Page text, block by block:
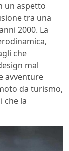
un aspetto
tra una
2000. La
che
mal
avventure
da turismo,
che la